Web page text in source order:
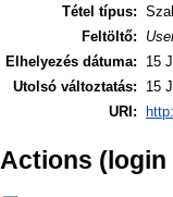
Tétel típus:
Feltöltő:
Elhelyezés dátuma:
15
Utolsó változtatás:
15
URI:
Actions (login